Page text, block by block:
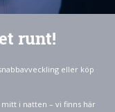
runt!
eller köp
i natten – vi finns här